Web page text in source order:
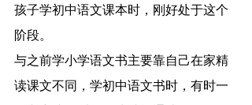
孩子学初中语文课本时，刚好处于这个
阶段。
与之前学小学语文书主要靠自己在家精
读课文不同，学初中语文书时，有时一